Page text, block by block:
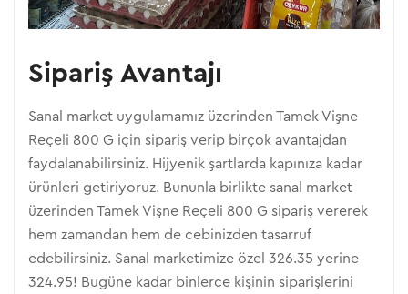
Sipariş Avantajı
Sanal market uygulamamız üzerinden Tamek Vişne
Reçeli 800 G için sipariş verip birçok avantajdan
faydalanabilirsiniz. Hijyenik şartlarda kapınıza kadar
ürünleri getiriyoruz. Bununla birlikte sanal market
üzerinden Tamek Vişne Reçeli 800 G sipariş vererek
hem zamandan hem de cebinizden tasarruf
edebilirsiniz. Sanal marketimize özel 326.35 yerine
324.95! Bugüne kadar binlerce kişinin siparişlerini